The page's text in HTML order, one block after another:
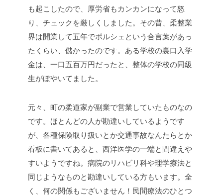
も起こしたので、厚労省もカンカンになって怒
り、チェックを厳しくしました。その昔、柔整業
界は開業して五年でポルシェという合言葉があっ
たくらい、儲かったのです。ある学校の裏口入学
金は、一口五百万円だったと、整体の学校の同級
生がぼやいてました。
元々、町の柔道家が副業で営業していたものなの
です。ほとんどの人が勘違いしているようです
が、各種保険取り扱いとか交通事故なんたらとか
看板に書いてあると、西洋医学の一端と間違えや
すいようですね。病院のリハビリ科や理学療法と
同じようなものと勘違いしている方もいます。全
く、何の関係もございません！民間療法のひとつ